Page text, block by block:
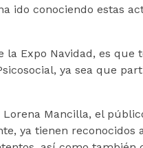
ido conociendo estas
la Expo Navidad, es que
ya sea que
Lorena Mancilla, el
ya tienen